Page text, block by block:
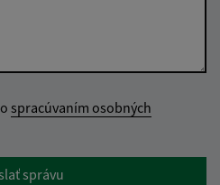
spracúvaním osobných
správu